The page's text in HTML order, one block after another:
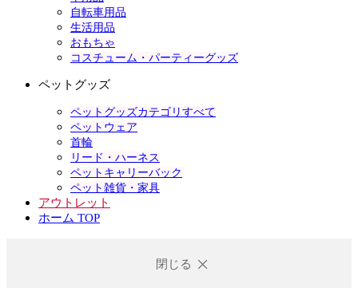
自転車用品
生活用品
おもちゃ
コスチューム・パーティーグッズ
ペットグッズ
ペットグッズカテゴリすべて
ペットウェア
首輪
リード・ハーネス
ペットキャリーバック
ペット雑貨・家具
アウトレット
ホーム TOP
閉じる